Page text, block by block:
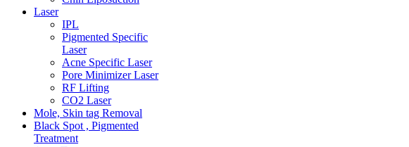
Laser
IPL
Pigmented Specific
Laser
Acne Specific Laser
Pore Minimizer Laser
RF Lifting
CO2 Laser
Mole, Skin tag Removal
Black Spot , Pigmented
Treatment